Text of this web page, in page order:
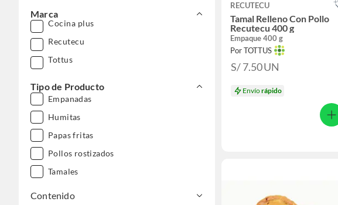
Marca
Cocina plus
Recutecu
Tottus
Tipo de Producto
Empanadas
Humitas
Papas fritas
Pollos rostizados
Tamales
Contenido
RECUTECU
Tamal Relleno Con Pollo
Recutecu 400 g
Empaque 400 g
Por TOTTUS
S/ 7.50UN
Envíorápido